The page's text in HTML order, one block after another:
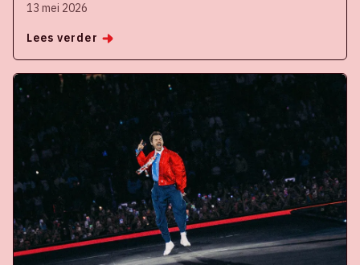
13 mei 2026
Lees verder